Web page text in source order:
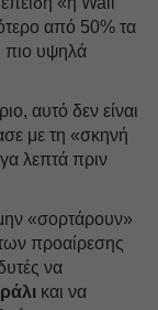
από 50% τα
πιο υψηλά
αυτό δεν είναι
με τη «σκηνή
λεπτά πριν
«σορτάρουν»
προαίρεσης
να
και να